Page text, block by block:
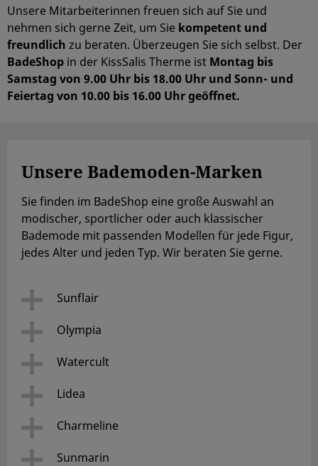
Unsere Mitarbeiterinnen freuen sich auf Sie und
nehmen sich gerne Zeit, um Sie kompetent und
freundlich zu beraten. Überzeugen Sie sich selbst. Der
BadeShop in der KissSalis Therme ist Montag bis
Samstag von 9.00 Uhr bis 18.00 Uhr und Sonn- und
Feiertag von 10.00 bis 16.00 Uhr geöffnet.
Unsere Bademoden-Marken
Sie finden im BadeShop eine große Auswahl an
modischer, sportlicher oder auch klassischer
Bademode mit passenden Modellen für jede Figur,
jedes Alter und jeden Typ. Wir beraten Sie gerne.
Sunflair
Olympia
Watercult
Lidea
Charmeline
Sunmarin